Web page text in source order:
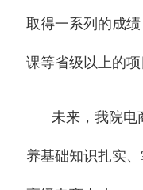
取得一系列的成
课等省级以上的
未来，我院电
养基础知识扎实